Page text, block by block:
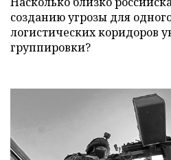
созданию угрозы для
логистических коридоров
группировки?